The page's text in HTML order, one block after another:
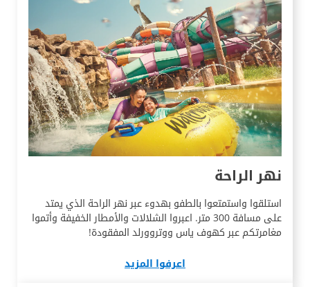
نهر الراحة
استلقوا واستمتعوا بالطفو بهدوء عبر نهر الراحة الذي يمتد
على مسافة 300 متر. اعبروا الشلالات والأمطار الخفيفة وأتموا
مغامرتكم عبر كهوف ياس ووتروورلد المفقودة!
اعرفوا المزيد